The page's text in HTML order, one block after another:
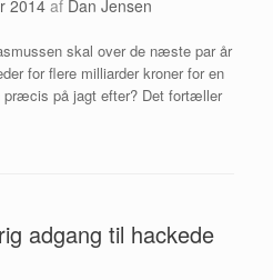
2014 af Dan Jensen
skal over de næste par år
for flere milliarder kroner for en
præcis på jagt efter? Det fortæller
adgang til hackede